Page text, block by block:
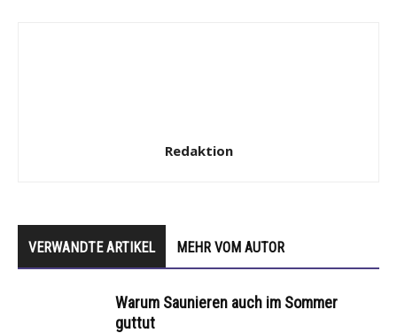
Redaktion
VERWANDTE ARTIKEL MEHR VOM AUTOR
Warum Saunieren auch im Sommer
guttut